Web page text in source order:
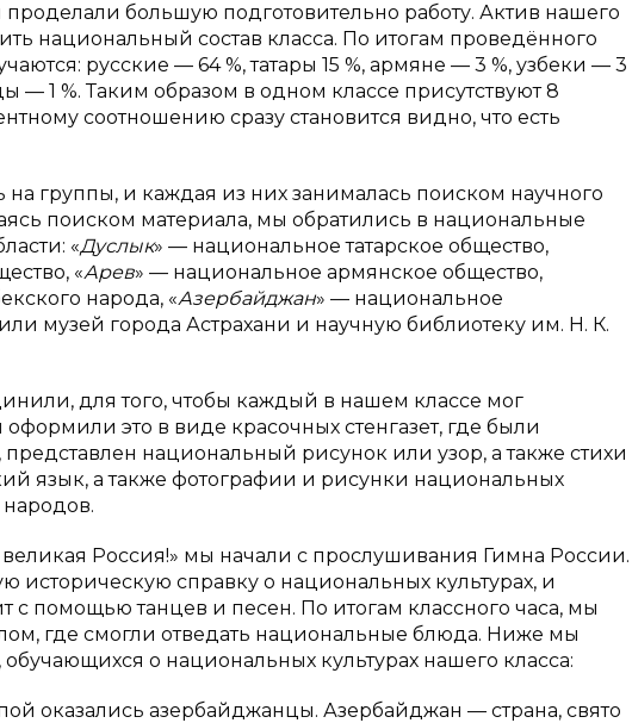
большую подготовительно работу. Актив нашего
национальный состав класса. По итогам проведённого
русские — 64 %, татары 15 %, армяне — 3 %, узбеки — 3
— 1 %. Таким образом в одном классе присутствуют 8
соотношению сразу становится видно, что есть
группы, и каждая из них занималась поиском научного
поиском материала, мы обратились в национальные
«Дуслык» — национальное татарское общество,
«Арев» — национальное армянское общество,
народа, «Азербайджан» — национальное
музей города Астрахани и научную библиотеку им. Н. К.
для того, чтобы каждый в нашем классе мог
это в виде красочных стенгазет, где были
национальный рисунок или узор, а также стихи
язык, а также фотографии и рисунки национальных
Россия!» мы начали с прослушивания Гимна России.
историческую справку о национальных культурах, и
с помощью танцев и песен. По итогам классного часа, мы
где смогли отведать национальные блюда. Ниже мы
о национальных культурах нашего класса:
оказались азербайджанцы. Азербайджан — страна, свято